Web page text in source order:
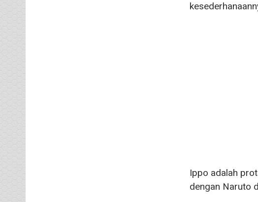
Ippo adalah
dengan Naruto